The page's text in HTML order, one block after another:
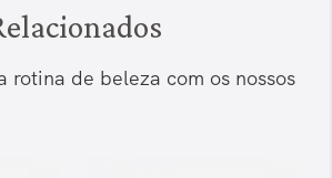
rotina de beleza com os nossos